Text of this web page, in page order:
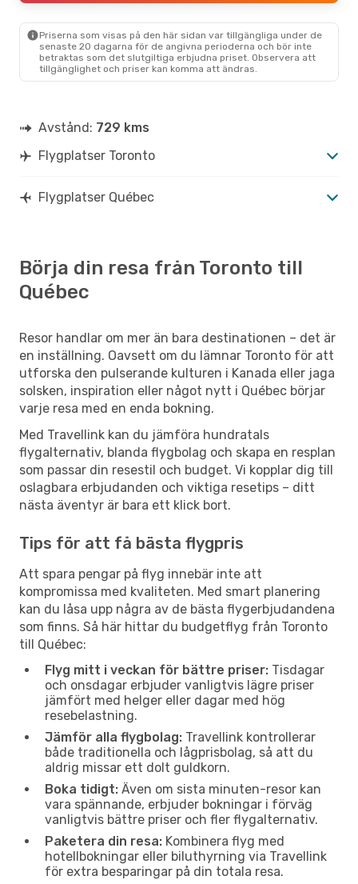
YQB- YTO
Tis 6 Okt.- Ons 7 Okt.
Porter AirlinesDirekt
YTO
- YQB
Air Transat
Air Transat
1 Mellanlandning
Priserna som visas på den här sidan var tillgängliga under de
senaste 20 dagarna för de angivna perioderna och bör inte
betraktas som det slutgiltiga erbjudna priset. Observera att
tillgänglighet och priser kan komma att ändras.
Avstånd: 729 kms
Flygplatser Toronto
Flygplatser Québec
Börja din resa från Toronto till
Québec
Resor handlar om mer än bara destinationen – det är
en inställning. Oavsett om du lämnar Toronto för att
utforska den pulserande kulturen i Kanada eller jaga
solsken, inspiration eller något nytt i Québec börjar
varje resa med en enda bokning.
Med Travellink kan du jämföra hundratals
flygalternativ, blanda flygbolag och skapa en resplan
som passar din resestil och budget. Vi kopplar dig till
oslagbara erbjudanden och viktiga resetips – ditt
nästa äventyr är bara ett klick bort.
Tips för att få bästa flygpris
Att spara pengar på flyg innebär inte att
kompromissa med kvaliteten. Med smart planering
kan du låsa upp några av de bästa flygerbjudandena
som finns. Så här hittar du budgetflyg från Toronto
till Québec:
Flyg mitt i veckan för bättre priser: Tisdagar
och onsdagar erbjuder vanligtvis lägre priser
jämfört med helger eller dagar med hög
resebelastning.
Jämför alla flygbolag: Travellink kontrollerar
både traditionella och lågprisbolag, så att du
aldrig missar ett dolt guldkorn.
Boka tidigt: Även om sista minuten-resor kan
vara spännande, erbjuder bokningar i förväg
vanligtvis bättre priser och fler flygalternativ.
Paketera din resa: Kombinera flyg med
hotellbokningar eller biluthyrning via Travellink
för extra besparingar på din totala resa.